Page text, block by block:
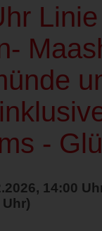
Linie
-
14:00